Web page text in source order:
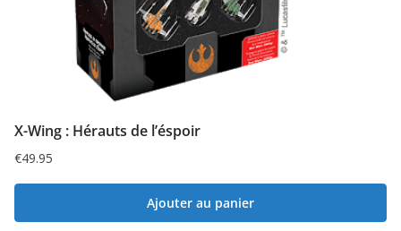
X-Wing : Hérauts de l’éspoir
€49.95
Ajouter au panier